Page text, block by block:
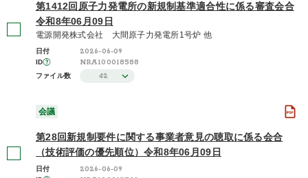
第1412回原子力発電所の新規制基準適合性に係る審査会合
令和8年06月09日
電源開発株式会社 大間原子力発電所1号炉 他
日付 2026-06-09
ID NRA100018588
ファイル数 42
会議
第28回新規制要件に関する事業者意見の聴取に係る会合
（技術評価の優先順位）令和8年06月09日
日付 2026-06-09